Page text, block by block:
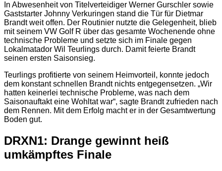
In Abwesenheit von Titelverteidiger Werner Gurschler sowie
Gaststarter Johnny Verkuringen stand die Tür für Dietmar
Brandt weit offen. Der Routinier nutzte die Gelegenheit, blieb
mit seinem VW Golf R über das gesamte Wochenende ohne
technische Probleme und setzte sich im Finale gegen
Lokalmatador Wil Teurlings durch. Damit feierte Brandt
seinen ersten Saisonsieg.
Teurlings profitierte von seinem Heimvorteil, konnte jedoch
dem konstant schnellen Brandt nichts entgegensetzen. „Wir
hatten keinerlei technische Probleme, was nach dem
Saisonauftakt eine Wohltat war“, sagte Brandt zufrieden nach
dem Rennen. Mit dem Erfolg macht er in der Gesamtwertung
Boden gut.
DRXN1: Drange gewinnt heiß
umkämpftes Finale